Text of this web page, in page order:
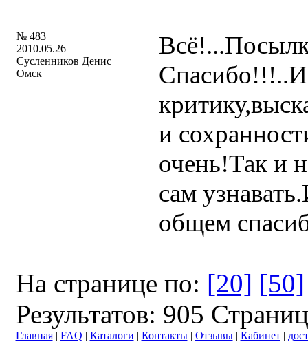
№ 483
2010.05.26
Сусленников Денис
Омск
и
очень!Так и
сам
общем
На странице по: [20] [50]
Результатов: 905
Главная| FAQ | Каталоги | Контакты| Отзывы| Кабинет|